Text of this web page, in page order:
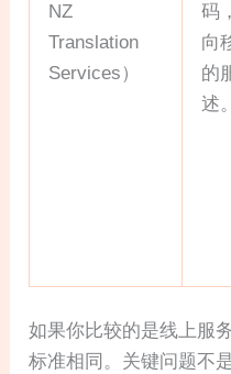
NZ
Translation
Services）
码
向
的
述。
如果你比较的是线上服
标准相同。关键问题不